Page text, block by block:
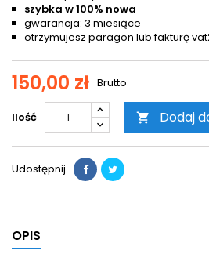
szybka w 100% nowa
gwarancja: 3 miesiące
otrzymujesz paragon lub fakturę
150,00 zł Brutto
Ilość  Dodaj
Udostępnij
OPIS